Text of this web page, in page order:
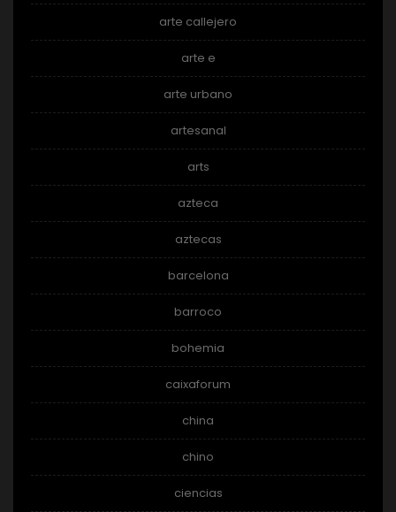
arte callejero
arte e
arte urbano
artesanal
arts
azteca
aztecas
barcelona
barroco
bohemia
caixaforum
china
chino
ciencias